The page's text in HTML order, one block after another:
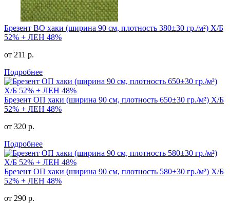
Брезент ВО хаки (ширина 90 см, плотность 380±30 гр./м²) Х/Б
52% + ЛЕН 48%
от 211 р.
Подробнее
Брезент ОП хаки (ширина 90 см, плотность 650±30 гр./м²) Х/Б
52% + ЛЕН 48%
от 320 р.
Подробнее
Брезент ОП хаки (ширина 90 см, плотность 580±30 гр./м²) Х/Б
52% + ЛЕН 48%
от 290 р.